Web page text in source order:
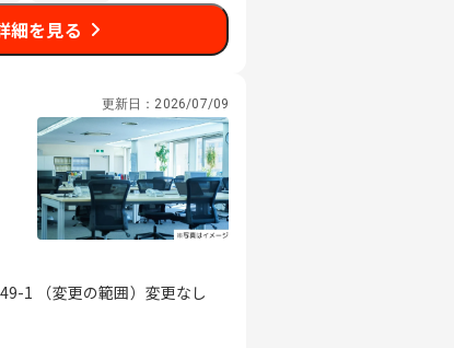
細を見る
更新日： 2026/07/09
1 （変更の範囲）変更なし